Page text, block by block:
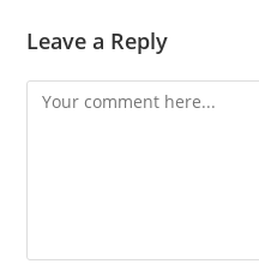
Leave a Reply
Comment